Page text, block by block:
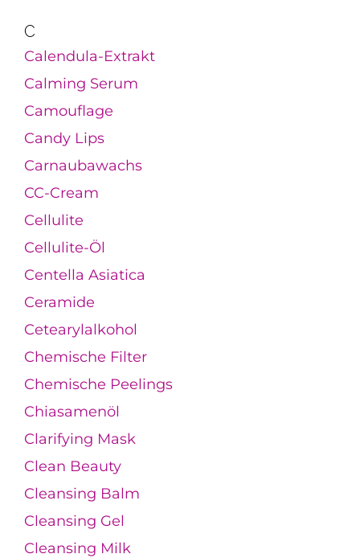
C
Calendula-Extrakt
Calming Serum
Camouflage
Candy Lips
Carnaubawachs
CC-Cream
Cellulite
Cellulite-Öl
Centella Asiatica
Ceramide
Cetearylalkohol
Chemische Filter
Chemische Peelings
Chiasamenöl
Clarifying Mask
Clean Beauty
Cleansing Balm
Cleansing Gel
Cleansing Milk